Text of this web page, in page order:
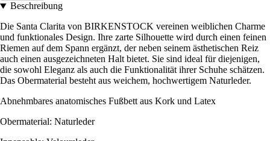
Beschreibung
Die Santa Clarita von BIRKENSTOCK vereinen weiblichen Charme
und funktionales Design. Ihre zarte Silhouette wird durch einen feinen
Riemen auf dem Spann ergänzt, der neben seinem ästhetischen Reiz
auch einen ausgezeichneten Halt bietet. Sie sind ideal für diejenigen,
die sowohl Eleganz als auch die Funktionalität ihrer Schuhe schätzen.
Das Obermaterial besteht aus weichem, hochwertigem Naturleder.
Abnehmbares anatomisches Fußbett aus Kork und Latex
Obermaterial: Naturleder